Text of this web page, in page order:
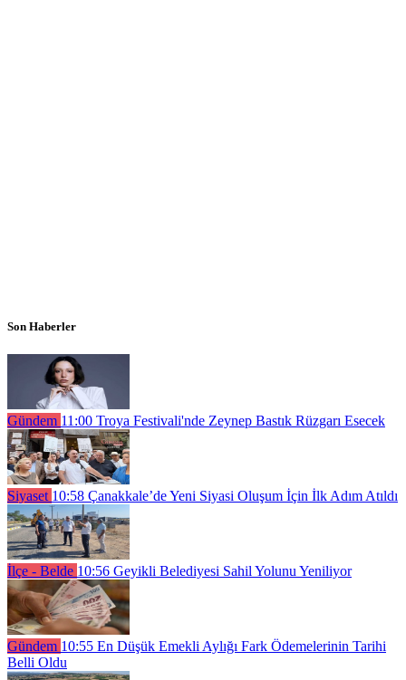
Son Haberler
Gündem 11:00 Troya Festivali'nde Zeynep Bastık Rüzgarı Esecek
Siyaset 10:58 Çanakkale’de Yeni Siyasi Oluşum İçin İlk Adım Atıldı
İlçe - Belde 10:56 Geyikli Belediyesi Sahil Yolunu Yeniliyor
Gündem 10:55 En Düşük Emekli Aylığı Fark Ödemelerinin Tarihi
Belli Oldu